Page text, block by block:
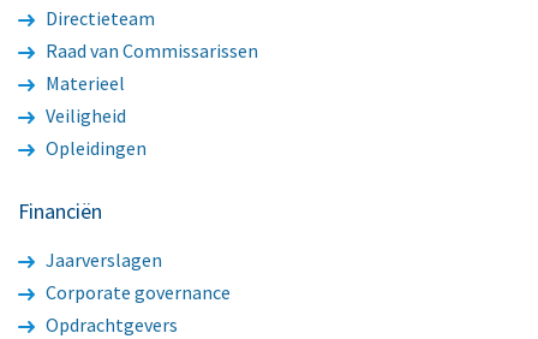
Directieteam
Raad van Commissarissen
Materieel
Veiligheid
Opleidingen
Financiën
Jaarverslagen
Corporate governance
Opdrachtgevers